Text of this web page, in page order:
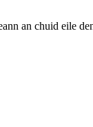
an chuid eile